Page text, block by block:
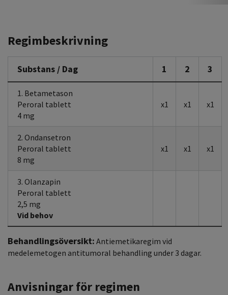
Regimbeskrivning
Substans / Dag 1 2 3
1. Betametason
Peroral tablett
4 mg
x1 x1 x1
2. Ondansetron
Peroral tablett
8 mg
x1 x1 x1
3. Olanzapin
Peroral tablett
2,5 mg
Vid behov
Behandlingsöversikt: Antiemetikaregim vid
medelemetogen antitumoral behandling under 3 dagar.
Anvisningar för regimen